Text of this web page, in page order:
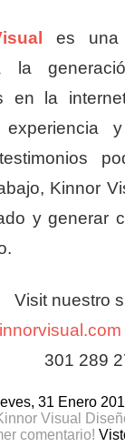
es una
la
en la
Kinnor
y generar
Visit nuestro
301 289
31 Enero
Visual
comentario!